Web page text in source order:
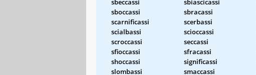
sboccassi
sbracassi
scarnificassi
scerbassi
scialbassi
scioccassi
scroccassi
seccassi
sfioccassi
sfracassi
shoccassi
significassi
slombassi
smaccassi